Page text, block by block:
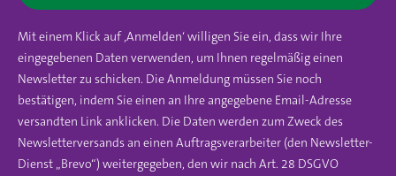
Mit einem Klick auf ‚Anmelden‘ willigen Sie ein, dass wir Ihre
eingegebenen Daten verwenden, um Ihnen regelmäßig einen
Newsletter zu schicken. Die Anmeldung müssen Sie noch
bestätigen, indem Sie einen an Ihre angegebene Email-Adresse
versandten Link anklicken. Die Daten werden zum Zweck des
Newsletterversands an einen Auftragsverarbeiter (den Newsletter-
Dienst „Brevo“) weitergegeben, den wir nach Art. 28 DSGVO